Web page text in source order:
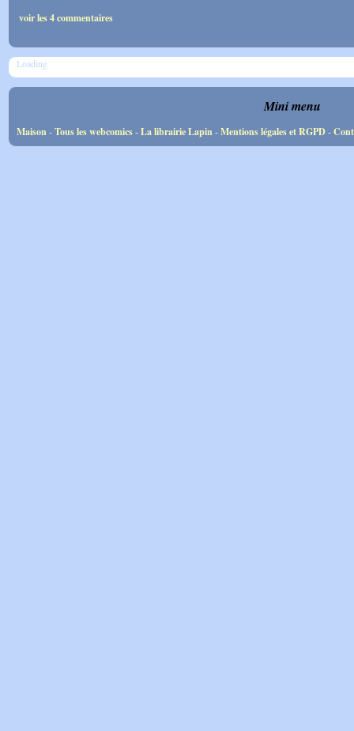
voir les 4 commentaires
Loading
Mini menu
Maison-Tous les webcomics-La librairie Lapin-Mentions légales et RGPD-